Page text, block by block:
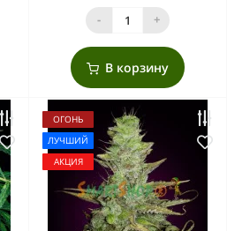
- +
В корзину
ОГОНЬ
ЛУЧШИЙ
АКЦИЯ